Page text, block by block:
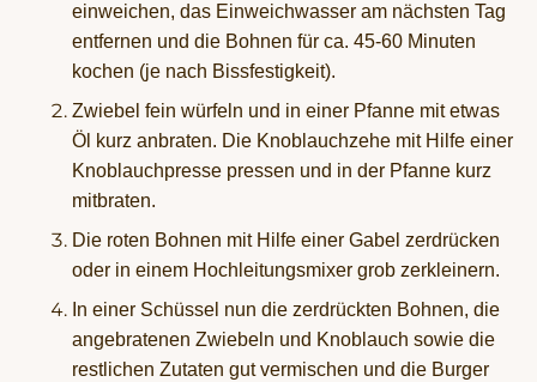
einweichen, das Einweichwasser am nächsten Tag
entfernen und die Bohnen für ca. 45-60 Minuten
kochen (je nach Bissfestigkeit).
Zwiebel fein würfeln und in einer Pfanne mit etwas
Öl kurz anbraten. Die Knoblauchzehe mit Hilfe einer
Knoblauchpresse pressen und in der Pfanne kurz
mitbraten.
Die roten Bohnen mit Hilfe einer Gabel zerdrücken
oder in einem Hochleitungsmixer grob zerkleinern.
In einer Schüssel nun die zerdrückten Bohnen, die
angebratenen Zwiebeln und Knoblauch sowie die
restlichen Zutaten gut vermischen und die Burger